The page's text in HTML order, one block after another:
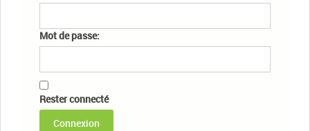
Mot de passe:
Rester connecté
Connexion